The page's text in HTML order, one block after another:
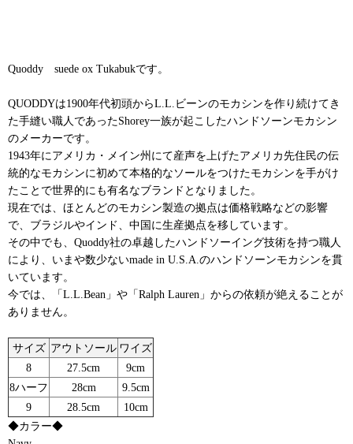
Quoddy suede ox Tukabukです。
QUODDYは1900年代初頭からL.L.ビーンのモカシンを作り続けてき
た手縫い職人であったShorey一族が起こしたハンドソーンモカシン
のメーカーです。
1943年にアメリカ・メイン州にて産声を上げたアメリカ先住民の伝
統的なモカシンに初めて本格的なソールをつけたモカシンを手がけ
たことで世界的にも有名なブランドとなりました。
現在では、ほとんどのモカシン製造の拠点は価格戦略などの影響
で、ブラジルやインド、中国に生産拠点を移しています。
その中でも、Quoddy社の卓越したハンドソーイング技術を持つ職人
により、いまや数少ないmade in U.S.A.のハンドソーンモカシンを貫
いています。
今では、「L.L.Bean」や「Ralph Lauren」からの依頼が絶えることが
ありません。
サイズ アウトソール ワイズ
8
27.5cm
9cm
8ハーフ
28cm
9.5cm
9
28.5cm
10cm
◆カラー◆